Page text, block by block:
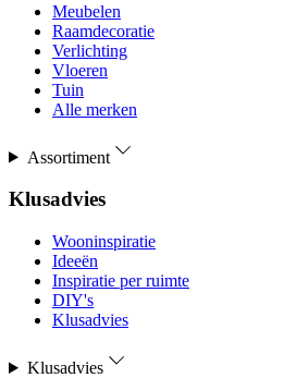
Meubelen
Raamdecoratie
Verlichting
Vloeren
Tuin
Alle merken
Assortiment
Klusadvies
Wooninspiratie
Ideeën
Inspiratie per ruimte
DIY's
Klusadvies
Klusadvies